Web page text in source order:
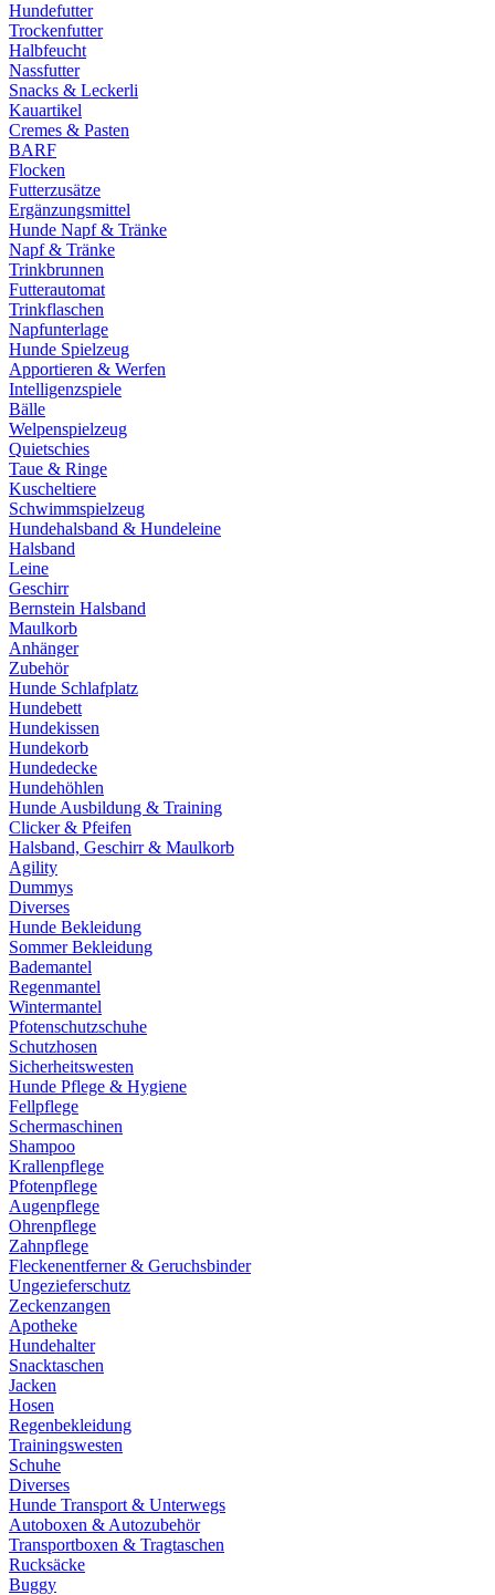
Hundefutter
Trockenfutter
Halbfeucht
Nassfutter
Snacks & Leckerli
Kauartikel
Cremes & Pasten
BARF
Flocken
Futterzusätze
Ergänzungsmittel
Hunde Napf & Tränke
Napf & Tränke
Trinkbrunnen
Futterautomat
Trinkflaschen
Napfunterlage
Hunde Spielzeug
Apportieren & Werfen
Intelligenzspiele
Bälle
Welpenspielzeug
Quietschies
Taue & Ringe
Kuscheltiere
Schwimmspielzeug
Hundehalsband & Hundeleine
Halsband
Leine
Geschirr
Bernstein Halsband
Maulkorb
Anhänger
Zubehör
Hunde Schlafplatz
Hundebett
Hundekissen
Hundekorb
Hundedecke
Hundehöhlen
Hunde Ausbildung & Training
Clicker & Pfeifen
Halsband, Geschirr & Maulkorb
Agility
Dummys
Diverses
Hunde Bekleidung
Sommer Bekleidung
Bademantel
Regenmantel
Wintermantel
Pfotenschutzschuhe
Schutzhosen
Sicherheitswesten
Hunde Pflege & Hygiene
Fellpflege
Schermaschinen
Shampoo
Krallenpflege
Pfotenpflege
Augenpflege
Ohrenpflege
Zahnpflege
Fleckenentferner & Geruchsbinder
Ungezieferschutz
Zeckenzangen
Apotheke
Hundehalter
Snacktaschen
Jacken
Hosen
Regenbekleidung
Trainingswesten
Schuhe
Diverses
Hunde Transport & Unterwegs
Autoboxen & Autozubehör
Transportboxen & Tragtaschen
Rucksäcke
Buggy